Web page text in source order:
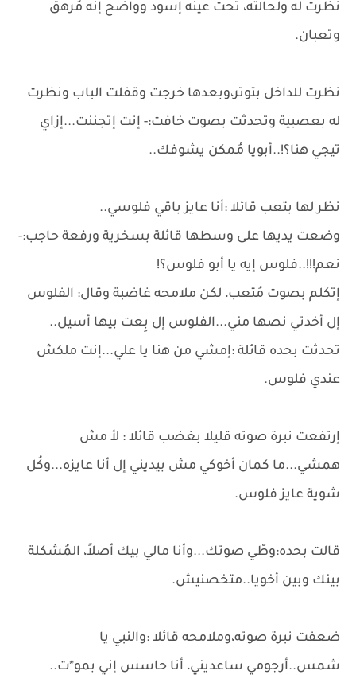
نظرت له ولحالته، تحت عينه إسود وواضح إنه مُرهق
وتعبان.
نظرت للداخل بتوتر،وبعدها خرجت وقفلت الباب ونظرت
له بعصبية وتحدثت بصوت خافت:- إنت إتجننت...إزاي
تيجي هنا؟!..أبويا مُمكن يشوفك..
نظر لها بتعب قائلا :أنا عايز باقي فلوسي..
وضعت يديها على وسطها قائلة بسخرية ورفعة حاجب:-
نعم!!!..فلوس إيه يا أبو فلوس؟!
إتكلم بصوت مُتعب، لكن ملامحه غاضبة وقال: الفلوس
إل أخدتي نصها مني...الفلوس إل بِعت بيها أسيل..
تحدثت بحده قائلة :إمشي من هنا يا علي...إنت ملكش
عندي فلوس.
إرتفعت نبرة صوته قليلا بغضب قائلا : لأ مش
همشي...ما كمان أخوكي مش بيديني إل أنا عايزه...وكُل
شوية عايز فلوس.
قالت بحده:وطّي صوتك...وأنا مالي بيك أصلاً، المُشكلة
بينك وبين أخويا..متخصنيش.
ضعفت نبرة صوته،وملامحه قائلا :والنبي يا
شمس..أرجومي ساعديني، أنا حاسس إني بمو*ت..